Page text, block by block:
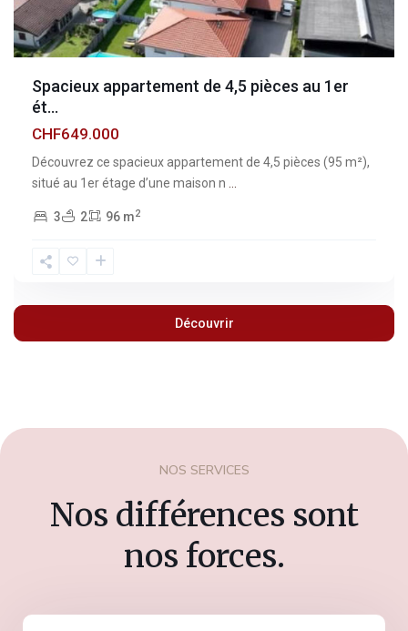
Spacieux appartement de 4,5 pièces au 1er
ét...
CHF649.000
Découvrez ce spacieux appartement de 4,5 pièces (95 m²),
situé au 1er étage d’une maison n
3 2 96 m2
Découvrir
NOS SERVICES
Nos différences sont
nos forces.